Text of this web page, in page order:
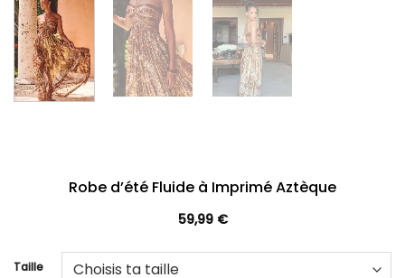
Robe d’été Fluide à Imprimé Aztèque
59,99 €
Taille